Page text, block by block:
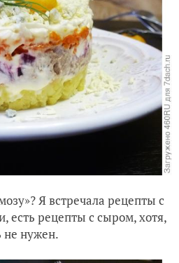
Я встречала рецепты с
есть рецепты с сыром, хотя,
не нужен.